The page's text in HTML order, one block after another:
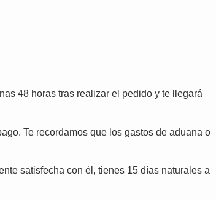
48 horas tras realizar el pedido y te llegará
Te recordamos que los gastos de aduana o
satisfecha con él, tienes 15 días naturales a